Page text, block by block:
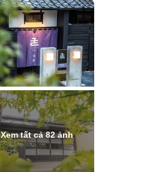
Xem tất cả82ảnh